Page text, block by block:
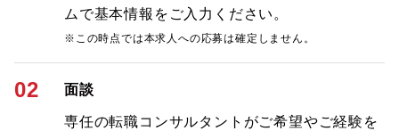
ムで基本情報をご入力ください。
※この時点では本求人への応募は確定しません。
02 面談
専任の転職コンサルタントがご希望やご経験を